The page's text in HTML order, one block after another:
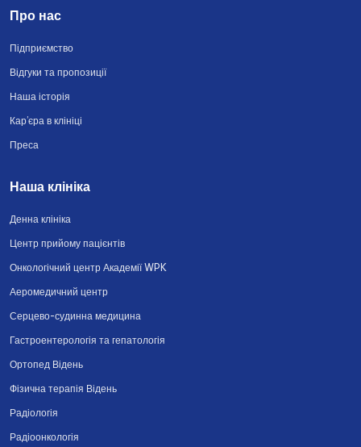
Про нас
Підприємство
Відгуки та пропозиції
Наша історія
Кар’єра в клініці
Преса
Наша клініка
Денна клініка
Центр прийому пацієнтів
Онкологічний центр Академії WPK
Аеромедичний центр
Серцево-судинна медицина
Гастроентерологія та гепатологія
Ортопед Відень
Фізична терапія Відень
Радіологія
Радіоонкологія